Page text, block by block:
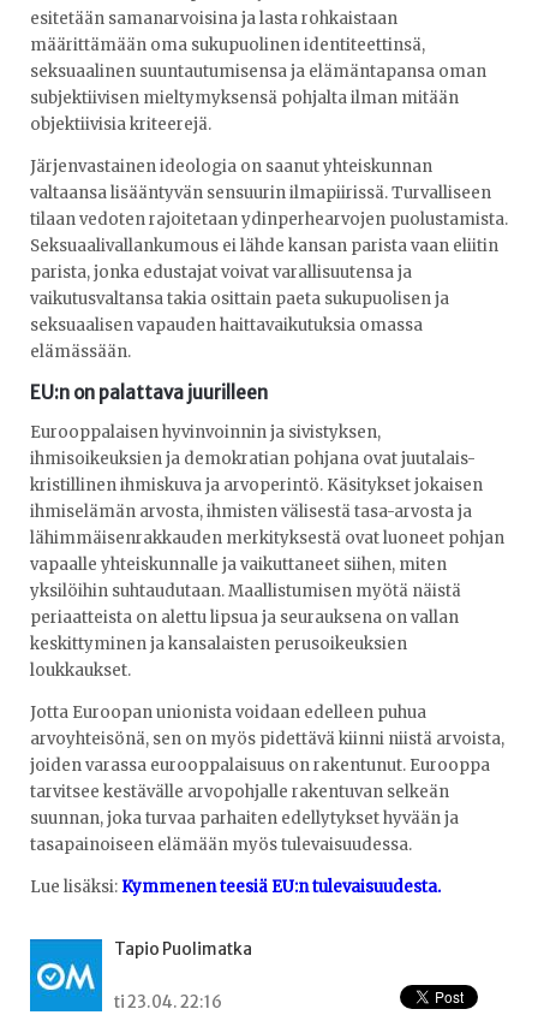
esitetään samanarvoisina ja lasta rohkaistaan
määrittämään oma sukupuolinen identiteettinsä,
seksuaalinen suuntautumisensa ja elämäntapansa oman
subjektiivisen mieltymyksensä pohjalta ilman mitään
objektiivisia kriteerejä.
Järjenvastainen ideologia on saanut yhteiskunnan
valtaansa lisääntyvän sensuurin ilmapiirissä. Turvalliseen
tilaan vedoten rajoitetaan ydinperhearvojen puolustamista.
Seksuaalivallankumous ei lähde kansan parista vaan eliitin
parista, jonka edustajat voivat varallisuutensa ja
vaikutusvaltansa takia osittain paeta sukupuolisen ja
seksuaalisen vapauden haittavaikutuksia omassa
elämässään.
EU:n on palattava juurilleen
Eurooppalaisen hyvinvoinnin ja sivistyksen,
ihmisoikeuksien ja demokratian pohjana ovat juutalais-
kristillinen ihmiskuva ja arvoperintö. Käsitykset jokaisen
ihmiselämän arvosta, ihmisten välisestä tasa-arvosta ja
lähimmäisenrakkauden merkityksestä ovat luoneet pohjan
vapaalle yhteiskunnalle ja vaikuttaneet siihen, miten
yksilöihin suhtaudutaan. Maallistumisen myötä näistä
periaatteista on alettu lipsua ja seurauksena on vallan
keskittyminen ja kansalaisten perusoikeuksien
loukkaukset.
Jotta Euroopan unionista voidaan edelleen puhua
arvoyhteisönä, sen on myös pidettävä kiinni niistä arvoista,
joiden varassa eurooppalaisuus on rakentunut. Eurooppa
tarvitsee kestävälle arvopohjalle rakentuvan selkeän
suunnan, joka turvaa parhaiten edellytykset hyvään ja
tasapainoiseen elämään myös tulevaisuudessa.
Lue lisäksi:Kymmenen teesiä EU:n tulevaisuudesta.
Tapio Puolimatka
ti 23.04. 22:16